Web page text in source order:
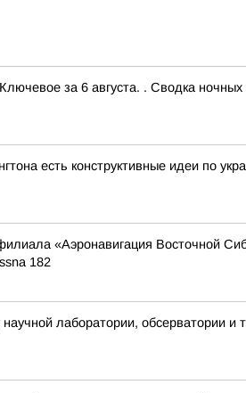
за 6 августа. . Сводка
есть конструктивные идеи по
«Аэронавигация Восточной
182
лаборатории, обсерватории и